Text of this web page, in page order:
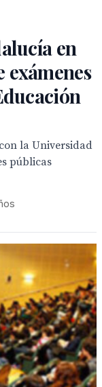
en
la Universidad
públicas